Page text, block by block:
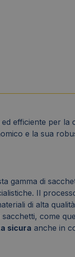
efficiente per la
e la sua
gamma di
Il
di alta
come
sicura anche in